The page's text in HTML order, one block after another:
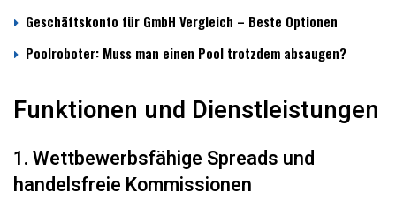
Geschäftskonto für GmbH Vergleich – Beste Optionen
Poolroboter: Muss man einen Pool trotzdem absaugen?
Funktionen und Dienstleistungen
1. Wettbewerbsfähige Spreads und
handelsfreie Kommissionen